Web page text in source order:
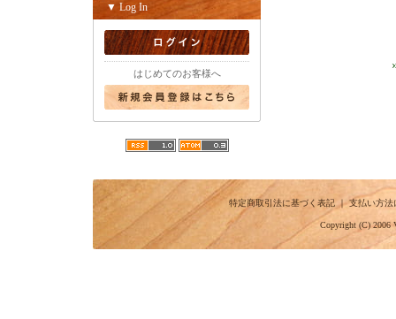
▼ Log In
はじめてのお客様へ
特定商取引法に基づく表記｜支払い方法
Copyright (C) 2006